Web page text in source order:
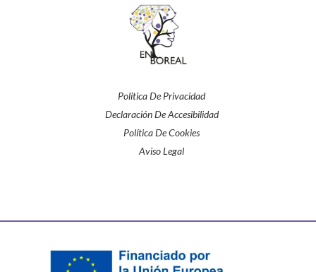
Política De Privacidad
Declaración De Accesibilidad
Política De Cookies
Aviso Legal